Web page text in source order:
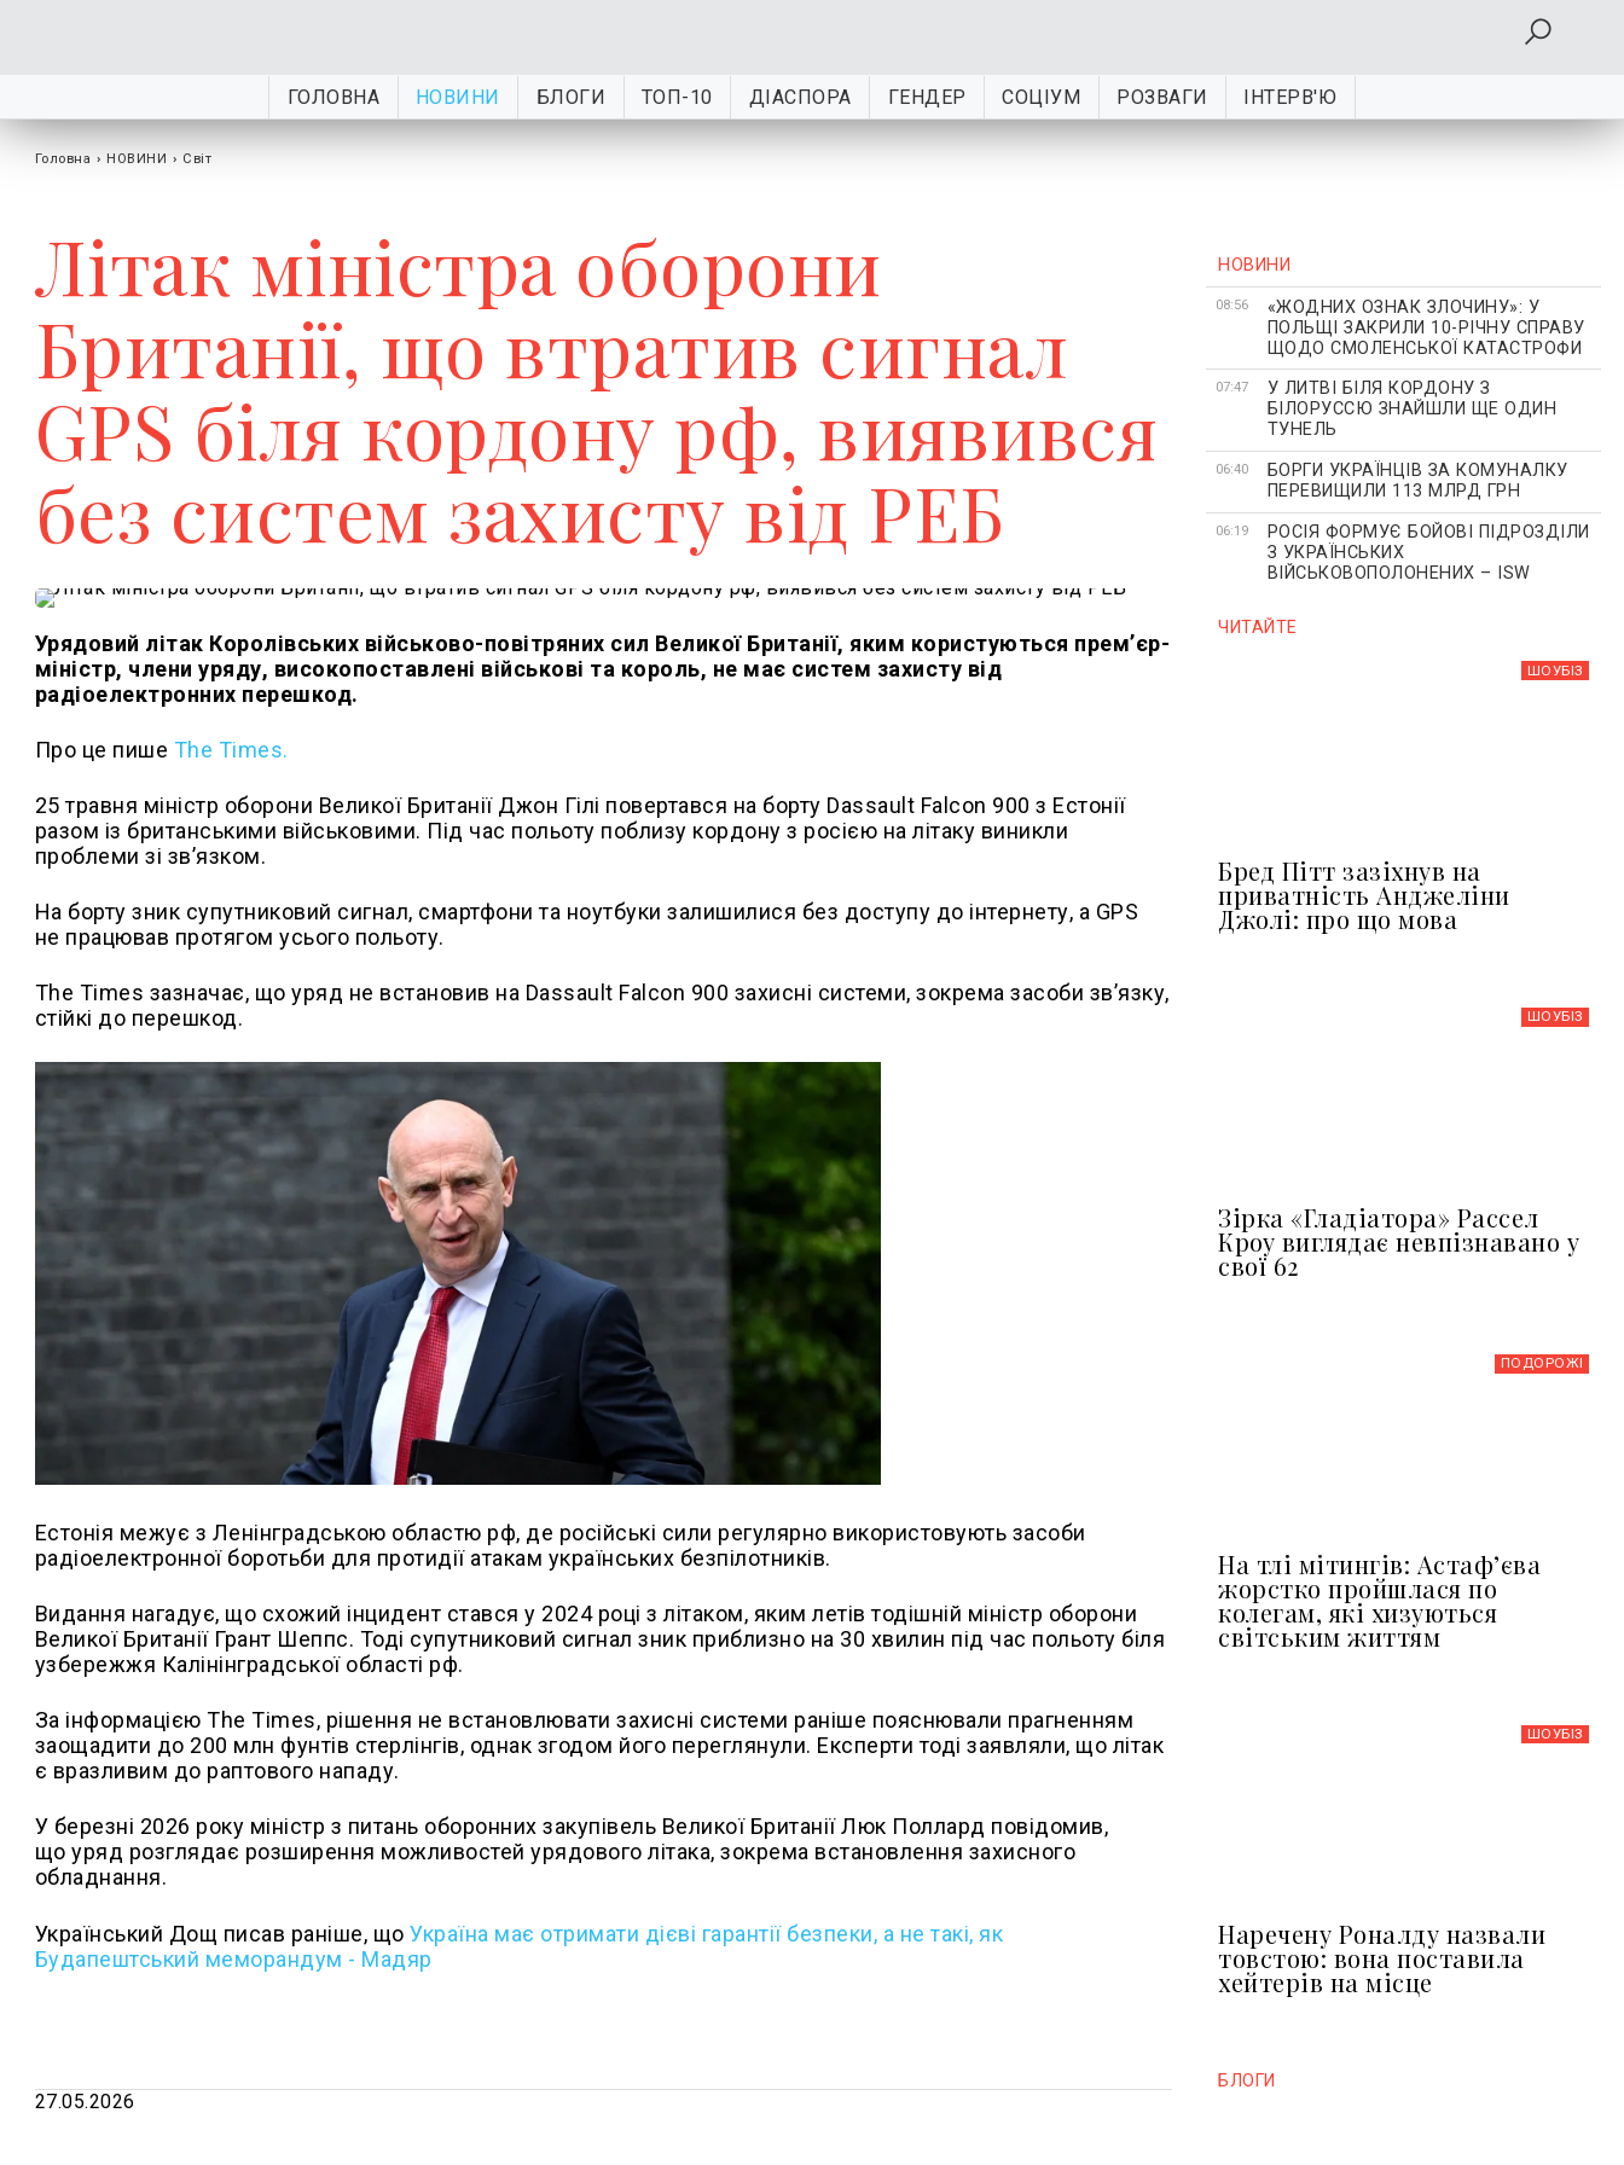
ГОЛОВНА НОВИНИ БЛОГИ ТОП-10 ДІАСПОРА ГЕНДЕР СОЦІУМ РОЗВАГИ ІНТЕРВ'Ю
Головна › НОВИНИ › Світ
Літак міністра оборони
Британії, що втратив сигнал
GPS біля кордону рф, виявився
без систем захисту від РЕБ
Урядовий літак Королівських військово-повітряних сил Великої Британії, яким користуються прем’єр-
міністр, члени уряду, високопоставлені військові та король, не має систем захисту від
радіоелектронних перешкод.
Про це пише The Times.
25 травня міністр оборони Великої Британії Джон Гілі повертався на борту Dassault Falcon 900 з Естонії
разом із британськими військовими. Під час польоту поблизу кордону з росією на літаку виникли
проблеми зі зв’язком.
На борту зник супутниковий сигнал, смартфони та ноутбуки залишилися без доступу до інтернету, а GPS
не працював протягом усього польоту.
The Times зазначає, що уряд не встановив на Dassault Falcon 900 захисні системи, зокрема засоби зв’язку,
стійкі до перешкод.
Естонія межує з Ленінградською областю рф, де російські сили регулярно використовують засоби
радіоелектронної боротьби для протидії атакам українських безпілотників.
Видання нагадує, що схожий інцидент стався у 2024 році з літаком, яким летів тодішній міністр оборони
Великої Британії Грант Шеппс. Тоді супутниковий сигнал зник приблизно на 30 хвилин під час польоту біля
узбережжя Калінінградської області рф.
За інформацією The Times, рішення не встановлювати захисні системи раніше пояснювали прагненням
заощадити до 200 млн фунтів стерлінгів, однак згодом його переглянули. Експерти тоді заявляли, що літак
є вразливим до раптового нападу.
У березні 2026 року міністр з питань оборонних закупівель Великої Британії Люк Поллард повідомив,
що уряд розглядає розширення можливостей урядового літака, зокрема встановлення захисного
обладнання.
Український Дощ писав раніше, щоУкраїна має отримати дієві гарантії безпеки, а не такі, як
Будапештський меморандум - Мадяр
27.05.2026
НОВИНИ
08:56
«ЖОДНИХ ОЗНАК ЗЛОЧИНУ»: У
ПОЛЬЩІ ЗАКРИЛИ 10-РІЧНУ СПРАВУ
ЩОДО СМОЛЕНСЬКОЇ КАТАСТРОФИ
07:47
У ЛИТВІ БІЛЯ КОРДОНУ З
БІЛОРУССЮ ЗНАЙШЛИ ЩЕ ОДИН
ТУНЕЛЬ
06:40
БОРГИ УКРАЇНЦІВ ЗА КОМУНАЛКУ
ПЕРЕВИЩИЛИ 113 МЛРД ГРН
06:19
РОСІЯ ФОРМУЄ БОЙОВІ ПІДРОЗДІЛИ
З УКРАЇНСЬКИХ
ВІЙСЬКОВОПОЛОНЕНИХ – ISW
ЧИТАЙТЕ
ШОУБIЗ
Бред Пітт зазіхнув на
приватність Анджеліни
Джолі: про що мова
ШОУБIЗ
Зірка «Гладіатора» Рассел
Кроу виглядає невпізнавано у
свої 62
ПОДОРОЖІ
На тлі мітингів: Астафʼєва
жорстко пройшлася по
колегам, які хизуються
світським життям
ШОУБIЗ
Наречену Роналду назвали
товстою: вона поставила
хейтерів на місце
БЛОГИ